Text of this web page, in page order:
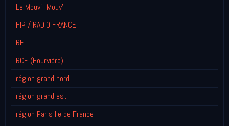
Le Mouv'- Mouv'
FIP / RADIO FRANCE
RFI
RCF (Fourvière)
région grand nord
région grand est
région Paris Ile de France